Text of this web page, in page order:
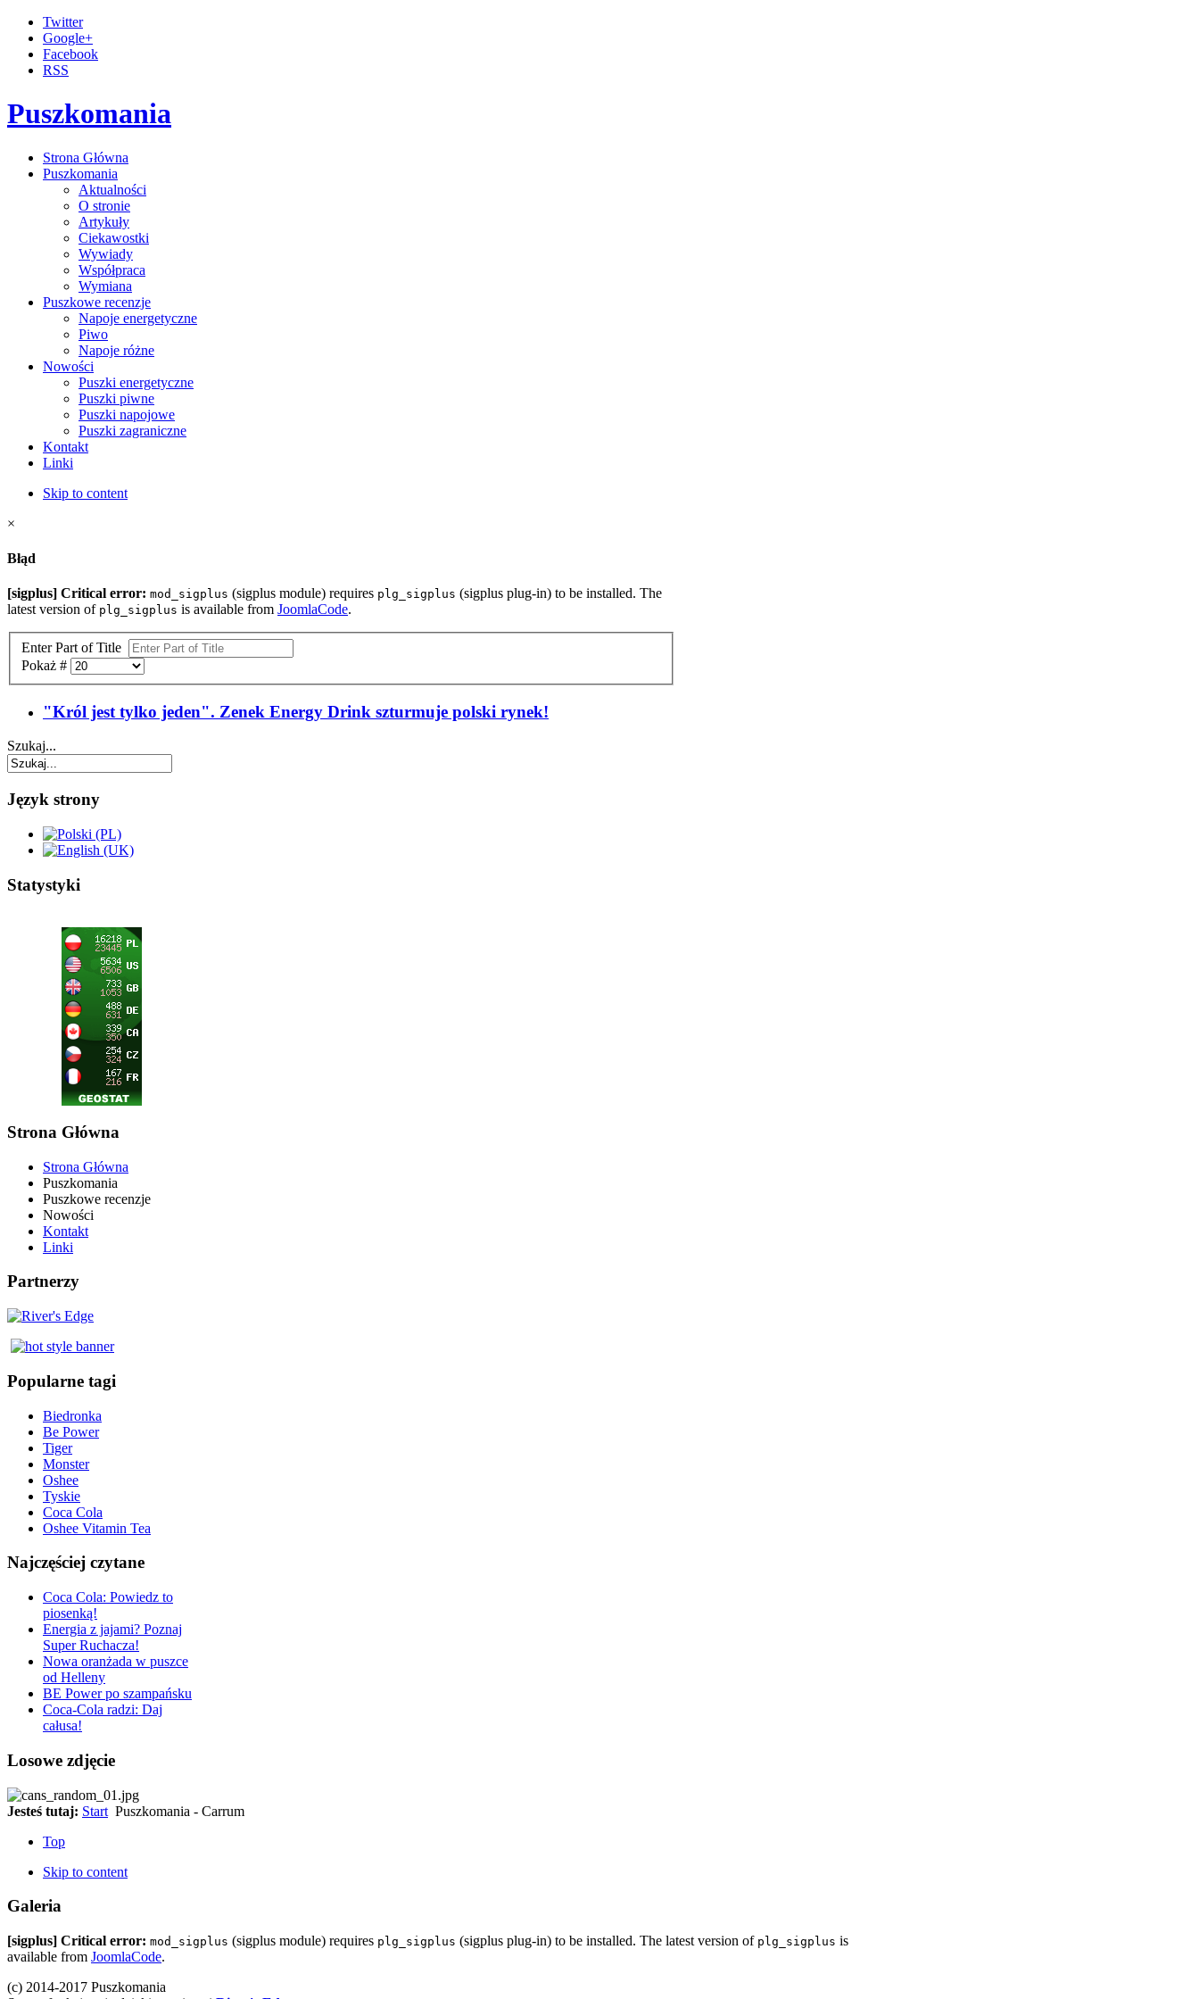
Twitter
Google+
Facebook
RSS
Puszkomania
Strona Główna
Puszkomania
Aktualności
O stronie
Artykuły
Ciekawostki
Wywiady
Współpraca
Wymiana
Puszkowe recenzje
Napoje energetyczne
Piwo
Napoje różne
Nowości
Puszki energetyczne
Puszki piwne
Puszki napojowe
Puszki zagraniczne
Kontakt
Linki
Skip to content
×
Błąd
[sigplus] Critical error: mod_sigplus (sigplus module) requires plg_sigplus (sigplus plug-in) to be installed. The
latest version of plg_sigplus is available from JoomlaCode.
Enter Part of Title
Pokaż #
"Król jest tylko jeden". Zenek Energy Drink szturmuje polski rynek!
Szukaj...
Język strony
Statystyki
Strona Główna
Strona Główna
Puszkomania
Puszkowe recenzje
Nowości
Kontakt
Linki
Partnerzy
Popularne tagi
Biedronka
Be Power
Tiger
Monster
Oshee
Tyskie
Coca Cola
Oshee Vitamin Tea
Najczęściej czytane
Coca Cola: Powiedz to
piosenką!
Energia z jajami? Poznaj
Super Ruchacza!
Nowa oranżada w puszce
od Helleny
BE Power po szampańsku
Coca-Cola radzi: Daj
całusa!
Losowe zdjęcie
Jesteś tutaj: Start Puszkomania - Carrum
Top
Skip to content
Galeria
[sigplus] Critical error: mod_sigplus (sigplus module) requires plg_sigplus (sigplus plug-in) to be installed. The latest version of plg_sigplus is
available from JoomlaCode.
(c) 2014-2017 Puszkomania